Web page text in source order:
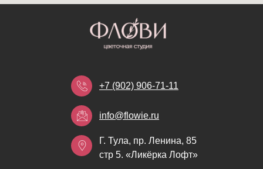
+7 (902) 906-71-11
info@flowie.ru
Г. Тула, пр. Ленина, 85
стр 5. «Ликёрка Лофт»